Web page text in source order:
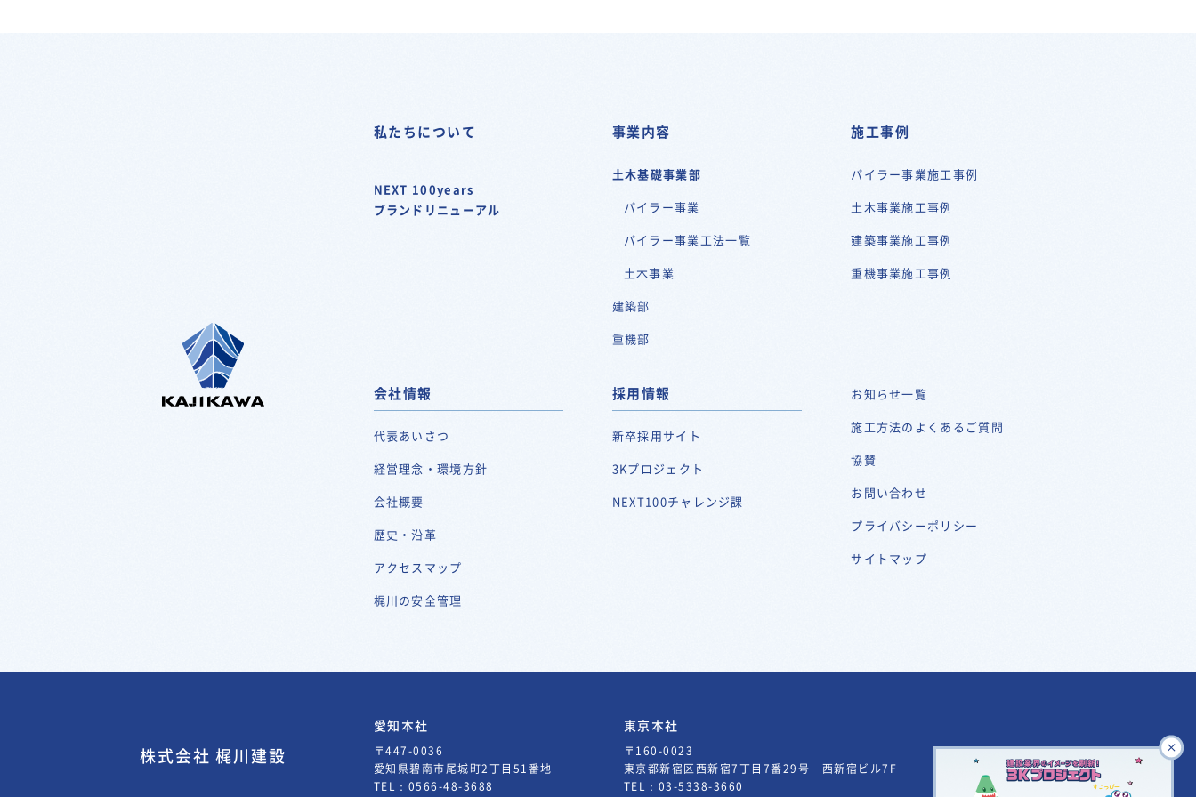
私たちについて
NEXT 100years
ブランドリニューアル
事業内容
土木基礎事業部
パイラー事業
パイラー事業工法一覧
土木事業
建築部
重機部
施工事例
パイラー事業施工事例
土木事業施工事例
建築事業施工事例
重機事業施工事例
会社情報
代表あいさつ
経営理念・環境方針
会社概要
歴史・沿革
アクセスマップ
梶川の安全管理
採用情報
新卒採用サイト
3Kプロジェクト
NEXT100チャレンジ課
お知らせ一覧
施工方法のよくあるご質問
協賛
お問い合わせ
プライバシーポリシー
サイトマップ
株式会社 梶川建設
愛知本社
〒447-0036
愛知県碧南市尾城町2丁目51番地
TEL： 0566-48-3688
東京本社
〒160-0023
東京都新宿区西新宿7丁目7番29号 西新宿ビル7F
TEL： 03-5338-3660